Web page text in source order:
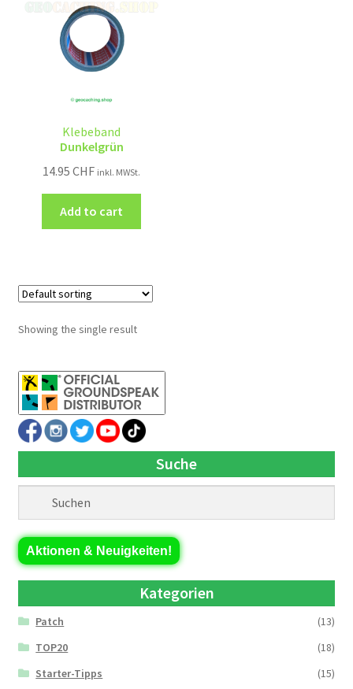
Klebeband
Dunkelgrün
14.95CHF inkl. MWSt.
Add to cart
Showing the single result
Suche
Aktionen & Neuigkeiten!
Kategorien
Patch
(13)
TOP20
(18)
Starter-Tipps
(15)